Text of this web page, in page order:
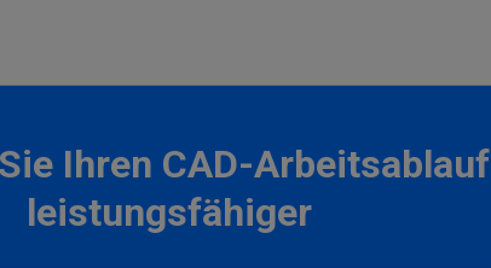
Ihren CAD-Arbeitsablauf
leistungsfähiger